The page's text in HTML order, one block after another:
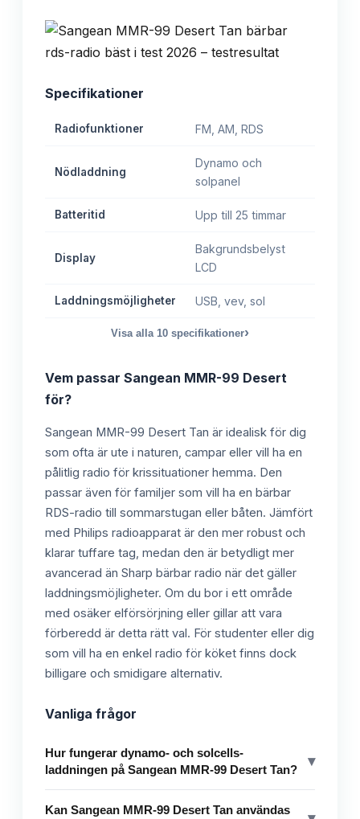
Specifikationer
Radiofunktioner FM, AM, RDS
Nödladdning
Dynamo och
solpanel
Batteritid Upp till 25 timmar
Display
Bakgrundsbelyst
LCD
Laddningsmöjligheter USB, vev, sol
Visa alla 10 specifikationer›
Vem passar Sangean MMR-99 Desert
för?
Sangean MMR-99 Desert Tan är idealisk för dig
som ofta är ute i naturen, campar eller vill ha en
pålitlig radio för krissituationer hemma. Den
passar även för familjer som vill ha en bärbar
RDS-radio till sommarstugan eller båten. Jämfört
med Philips radioapparat är den mer robust och
klarar tuffare tag, medan den är betydligt mer
avancerad än Sharp bärbar radio när det gäller
laddningsmöjligheter. Om du bor i ett område
med osäker elförsörjning eller gillar att vara
förberedd är detta rätt val. För studenter eller dig
som vill ha en enkel radio för köket finns dock
billigare och smidigare alternativ.
Vanliga frågor
Hur fungerar dynamo- och solcells-
laddningen på Sangean MMR-99 Desert Tan?
▾
Kan Sangean MMR-99 Desert Tan användas